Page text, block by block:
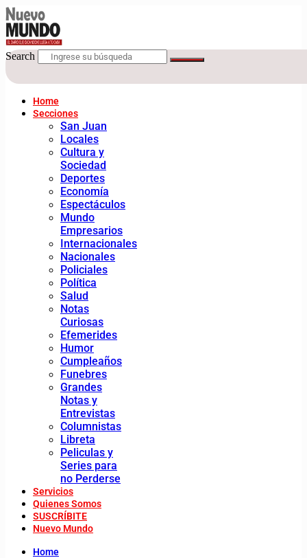
Search
Home
Secciones
San Juan
Locales
Cultura y
Sociedad
Deportes
Economía
Espectáculos
Mundo
Empresarios
Internacionales
Nacionales
Policiales
Política
Salud
Notas
Curiosas
Efemerides
Humor
Cumpleaños
Funebres
Grandes
Notas y
Entrevistas
Columnistas
Libreta
Peliculas y
Series para
no Perderse
Servicios
Quienes Somos
SUSCRÍBITE
Nuevo Mundo
Home